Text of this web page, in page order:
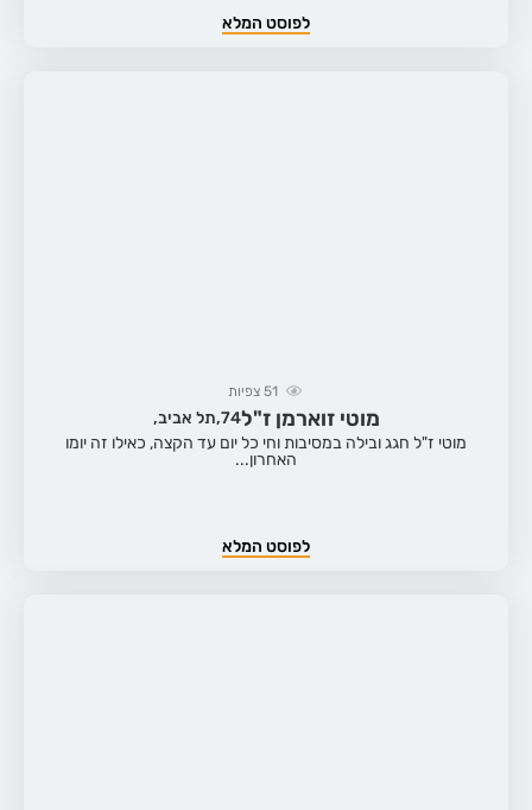
לפוסט המלא
51צפיות
מוטי זוארמן ז"ל74, תל אביב,
מוטי ז"ל חגג ובילה במסיבות וחי כל יום עד הקצה, כאילו זה יומו
האחרון...
לפוסט המלא